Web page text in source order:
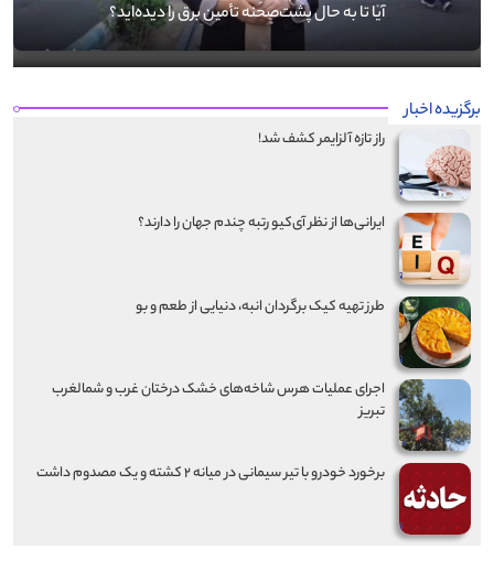
آیا تا به حال پشت‌صحنه تأمین برق را دیده‌اید؟
برگزیده اخبار
راز تازه آلزایمر کشف شد!
ایرانی‌ها از نظر آی‌کیو رتبه چندم جهان را دارند؟
طرز تهیه کیک برگردان انبه، دنیایی از طعم و بو
اجرای عملیات هرس شاخه‌های خشک درختان غرب و شمالغرب
تبریز
برخورد خودرو با تیر سیمانی در میانه ۲ کشته و یک مصدوم داشت